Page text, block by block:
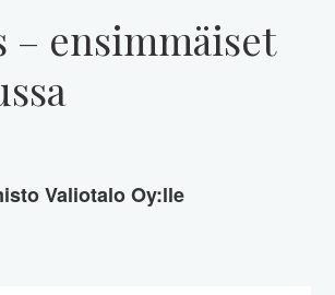
ensimmäiset
Valiotalo Oy:lle